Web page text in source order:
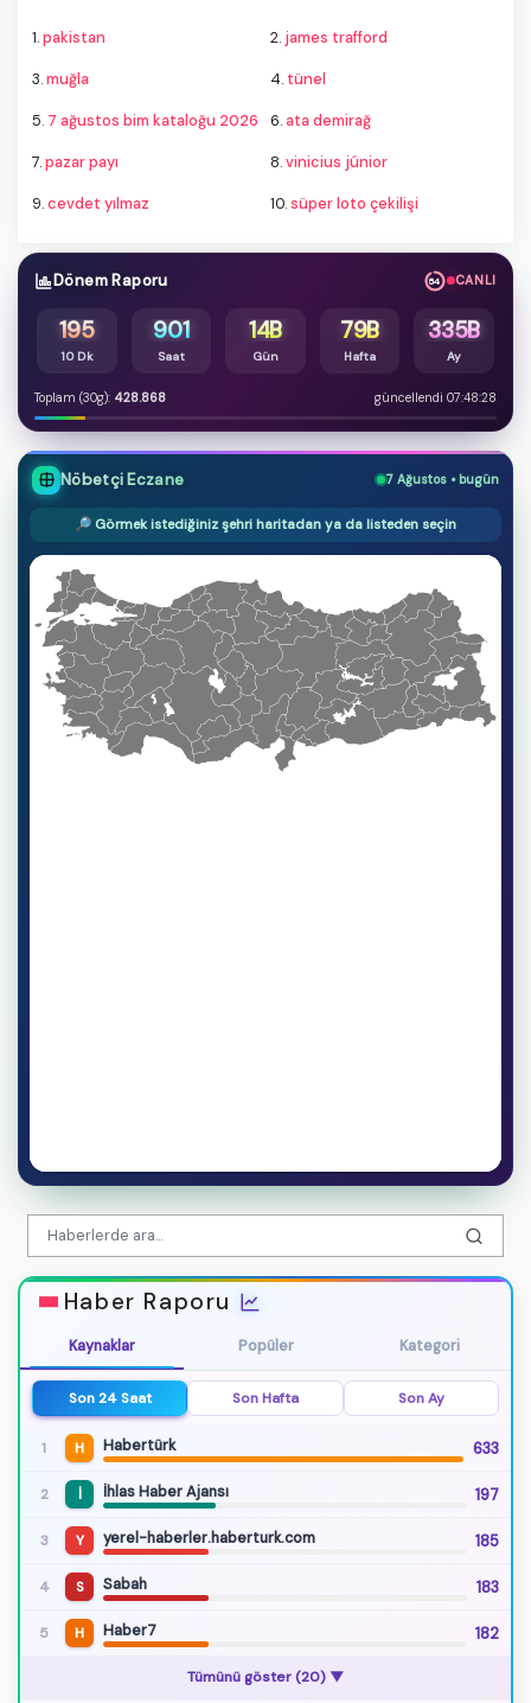
1.pakistan 2. james trafford
3.muğla 4. tünel
5. 7 ağustos bim kataloğu 2026 6.ata demirağ
7.pazar payı 8.vinicius júnior
9.cevdet yılmaz 10.süper loto çekilişi
Dönem Raporu 53 CANLI
195
10 Dk
901
Saat
14B
Gün
79B
Hafta
335B
Ay
Toplam (30g): 428.868 güncellendi 07:48:28
Nöbetçi Eczane 7 Ağustos • bugün
🔎 Görmek istediğiniz şehri haritadan ya da listeden seçin
Haber Raporu
Kaynaklar Popüler Kategori
Son 24 Saat Son Hafta Son Ay
1 H Habertürk 633
2 İ İhlas Haber Ajansı 197
3 Y yerel-haberler.haberturk.com 185
4 S Sabah 183
5 H Haber7 182
Tümünü göster (20) ▼
Akşehir Gölü - [02.73 km] Sultandağı (Afyonkarahisar)